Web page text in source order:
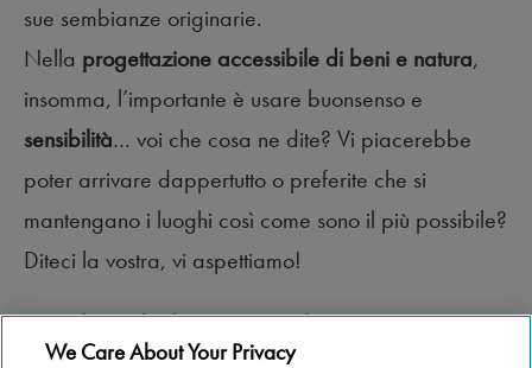
sue sembianze originarie.
Nella progettazione accessibile di beni e natura,
insomma, l’importante è usare buonsenso e
sensibilità… voi che cosa ne dite? Vi piacerebbe
poter arrivare dappertutto o preferite che si
mantengano i luoghi così come sono il più possibile?
Diteci la vostra, vi aspettiamo!
Leggi l’articolo di Giovanni Del Zanna
We Care About Your Privacy